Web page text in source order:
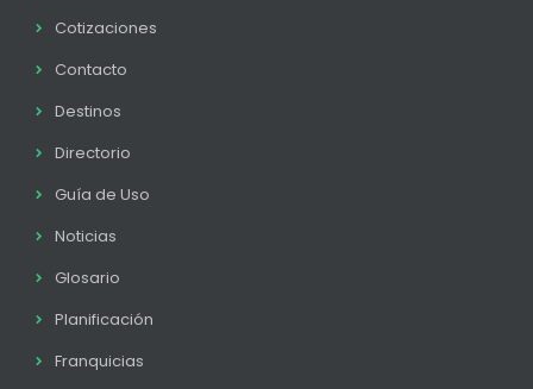
Cotizaciones
Contacto
Destinos
Directorio
Guía de Uso
Noticias
Glosario
Planificación
Franquicias